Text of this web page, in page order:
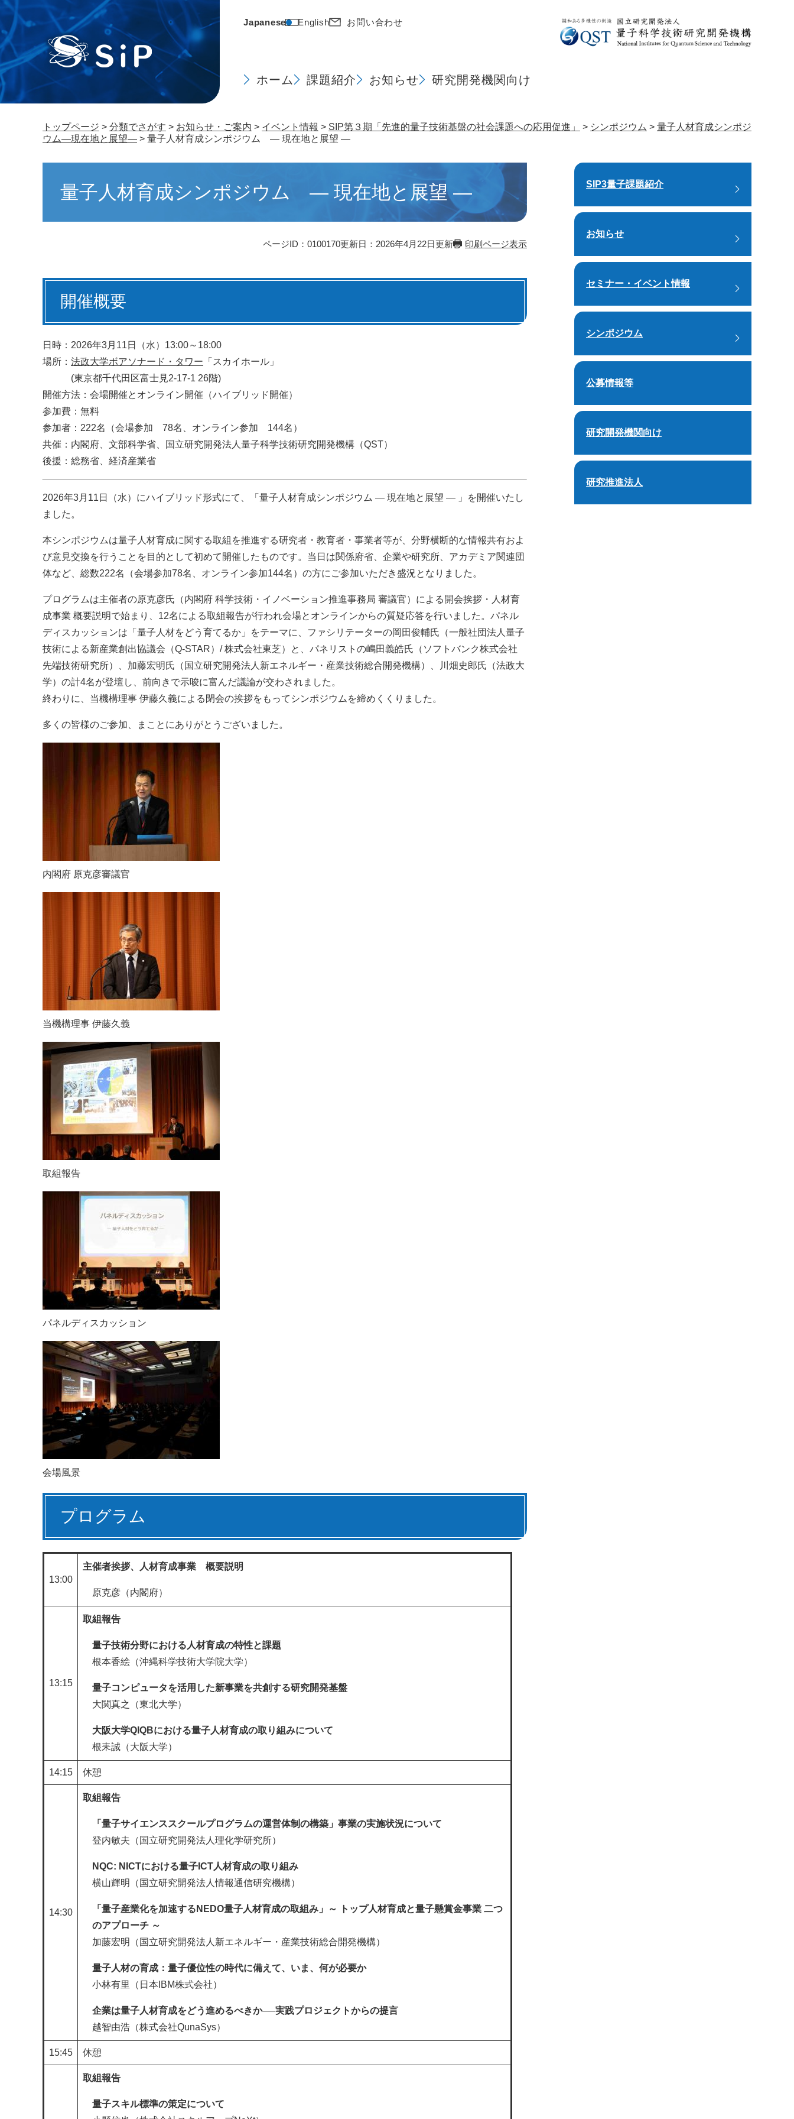
ペ
ジ
の
先
頭
で
す。
メ
ュ
ー
を
飛
ば
し
Japanese English お問い合わせ
ホーム 課題紹介 お知らせ 研究開発機関向け
トップページ > 分類でさがす > お知らせ・ご案内 > イベント情報 > SIP第３期「先進的量子技術基盤の社会課題への応用促進」 > シンポジウム > 量⼦⼈材育成シンポジ
ウム―現在地と展望― > 量子人材育成シンポジウム ― 現在地と展望 ―
量子人材育成シンポジウム ― 現在地と展望 ―
ページID：0100170更新日：2026年4月22日更新 印刷ページ表示
開催概要
日時：2026年3月11日（水）13:00～18:00
場所： 法政大学ボアソナード・タワー 「スカイホール」
(東京都千代田区富士見2-17-1 26階)
開催方法：会場開催とオンライン開催（ハイブリッド開催）
参加費：無料
参加者：222名（会場参加 78名、オンライン参加 144名）
共催：内閣府、文部科学省、国立研究開発法人量子科学技術研究開発機構（QST）​
後援：総務省、経済産業省
2026年3月11日（水）にハイブリッド形式にて、「量子人材育成シンポジウム ― 現在地と展望 ― 」を開催いたし
ました。
本シンポジウムは量子人材育成に関する取組を推進する研究者・教育者・事業者等が、分野横断的な情報共有およ
び意見交換を行うことを目的として初めて開催したものです。当日は関係府省、企業や研究所、アカデミア関連団
体など、総数222名（会場参加78名、オンライン参加144名）の方にご参加いただき盛況となりました。
プログラムは主催者の原克彦氏（内閣府 科学技術・イノベーション推進事務局 審議官）による開会挨拶・人材育
成事業 概要説明​​で始まり、12名による取組報告が行われ会場とオンラインからの質疑応答を行いました。パネル
ディスカッションは「量子人材をどう育てるか」をテーマに、ファシリテーターの岡田俊輔氏（一般社団法人量子
技術による新産業創出協議会（Q-STAR）/ 株式会社東芝）と、パネリストの嶋田義皓氏（ソフトバンク株式会社
先端技術研究所）、加藤宏明氏（国立研究開発法人新エネルギー・産業技術総合開発機構）、川畑史郎氏（法政大
学）の計4名が登壇し、前向きで示唆に富んだ議論が交わされました。
終わりに、当機構理事 伊藤久義による閉会の挨拶をもってシンポジウムを締めくくりました。
多くの皆様のご参加、まことにありがとうございました。
内閣府 原克彦審議官
当機構理事 伊藤久義
取組報告
パネルディスカッション
会場風景
プログラム​
13:00
主催者挨拶、人材育成事業 概要説明 ​​
原克彦（内閣府）​
13:15
取組報告​
量子技術分野における人材育成の特性と課題
根本香絵（沖縄科学技術大学院大学）
量子コンピュータを活用した新事業を共創する研究開発基盤​
大関真之（東北大学）
​大阪大学QIQBにおける量子人材育成の取り組みについて
根耒誠（大阪大学）​
14:15 休憩
14:30
取組報告​​
「量子サイエンススクールプログラムの運営体制の構築」事業の実施状況について
​登内敏夫（国立研究開発法人理化学研究所）
NQC: NICTにおける量子ICT人材育成の取り組み
横山輝明（国立研究開発法人情報通信研究機構）
「量子産業化を加速するNEDO量子人材育成の取組み」～ トップ人材育成と量子懸賞金事業 二つ
のアプローチ ～
加藤宏明（国立研究開発法人新エネルギー・産業技術総合開発機構）
量子人材の育成：量子優位性の時代に備えて、いま、何が必要か
​小林有里（日本IBM株式会社）
企業は量子人材育成をどう進めるべきか──実践プロジェクトからの提言
越智由浩（株式会社QunaSys）
15:45 休憩
取組報告​​
量子スキル標準の策定について
SIP3量子課題紹介
お知らせ
セミナー・イベント情報
シンポジウム
公募情報等
研究開発機関向け
研究推進法人